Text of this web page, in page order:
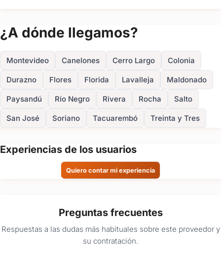
¿A dónde llegamos?
Montevideo Canelones Cerro Largo Colonia
Durazno Flores Florida Lavalleja Maldonado
Paysandú Río Negro Rivera Rocha Salto
San José Soriano Tacuarembó Treinta y Tres
Experiencias de los usuarios
Quiero contar mi experiencia
Preguntas frecuentes
Respuestas a las dudas más habituales sobre este proveedor y
su contratación.